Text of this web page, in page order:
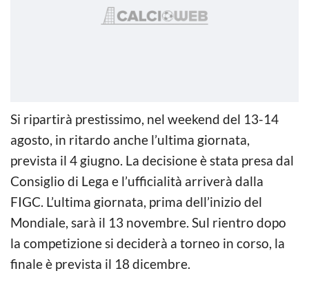
Si ripartirà prestissimo, nel weekend del 13-14
agosto, in ritardo anche l’ultima giornata,
prevista il 4 giugno. La decisione è stata presa dal
Consiglio di Lega e l’ufficialità arriverà dalla
FIGC. L’ultima giornata, prima dell’inizio del
Mondiale, sarà il 13 novembre. Sul rientro dopo
la competizione si deciderà a torneo in corso, la
finale è prevista il 18 dicembre.